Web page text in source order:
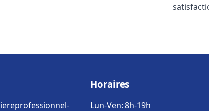
Horaires
Lun-Ven: 8h-19h